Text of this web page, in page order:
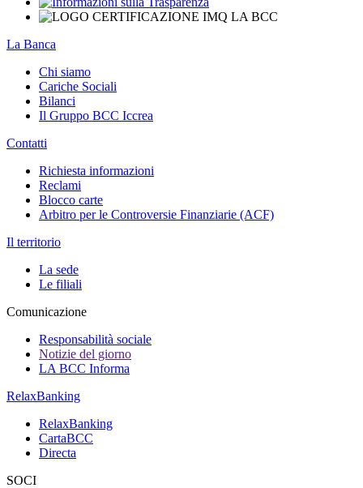
La Banca
Chi siamo
Cariche Sociali
Bilanci
Il Gruppo BCC Iccrea
Contatti
Richiesta informazioni
Reclami
Blocco carte
Arbitro per le Controversie Finanziarie (ACF)
Il territorio
La sede
Le filiali
Comunicazione
Responsabilità sociale
Notizie del giorno
LA BCC Informa
RelaxBanking
RelaxBanking
CartaBCC
Directa
SOCI